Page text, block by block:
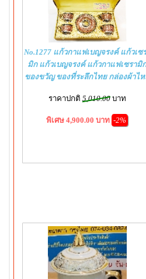
No.1277 แก้วกาแฟเบญจรงค์ แก้วเซ
มิก แก้วเบญจรงค์ แก้วกาแฟเซรามิก
ของขวัญ ของที่ระลึกไทย กล่องผ้าไ
ราคาปกติ 5,010.00บาท
พิเศษ 4,900.00 บาท -2%